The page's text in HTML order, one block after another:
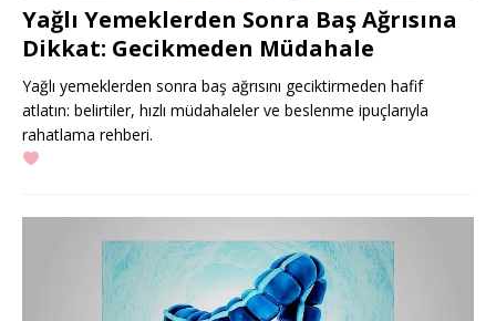
Yağlı Yemeklerden Sonra Baş Ağrısına
Dikkat: Gecikmeden Müdahale
Yağlı yemeklerden sonra baş ağrısını geciktirmeden hafif
atlatın: belirtiler, hızlı müdahaleler ve beslenme ipuçlarıyla
rahatlama rehberi.